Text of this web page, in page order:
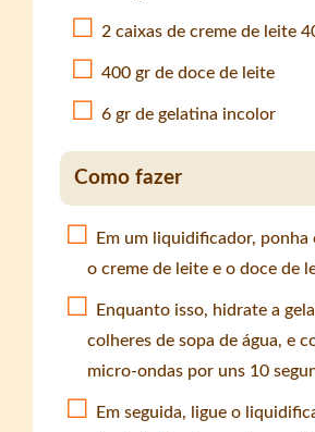
2 caixas de creme de leite
400 gr de doce de leite
6 gr de gelatina incolor
Como fazer
Em um liquidificador, ponha
o creme de leite e o doce de
Enquanto isso, hidrate a
colheres de sopa de água, e
micro-ondas por uns 10
Em seguida, ligue o